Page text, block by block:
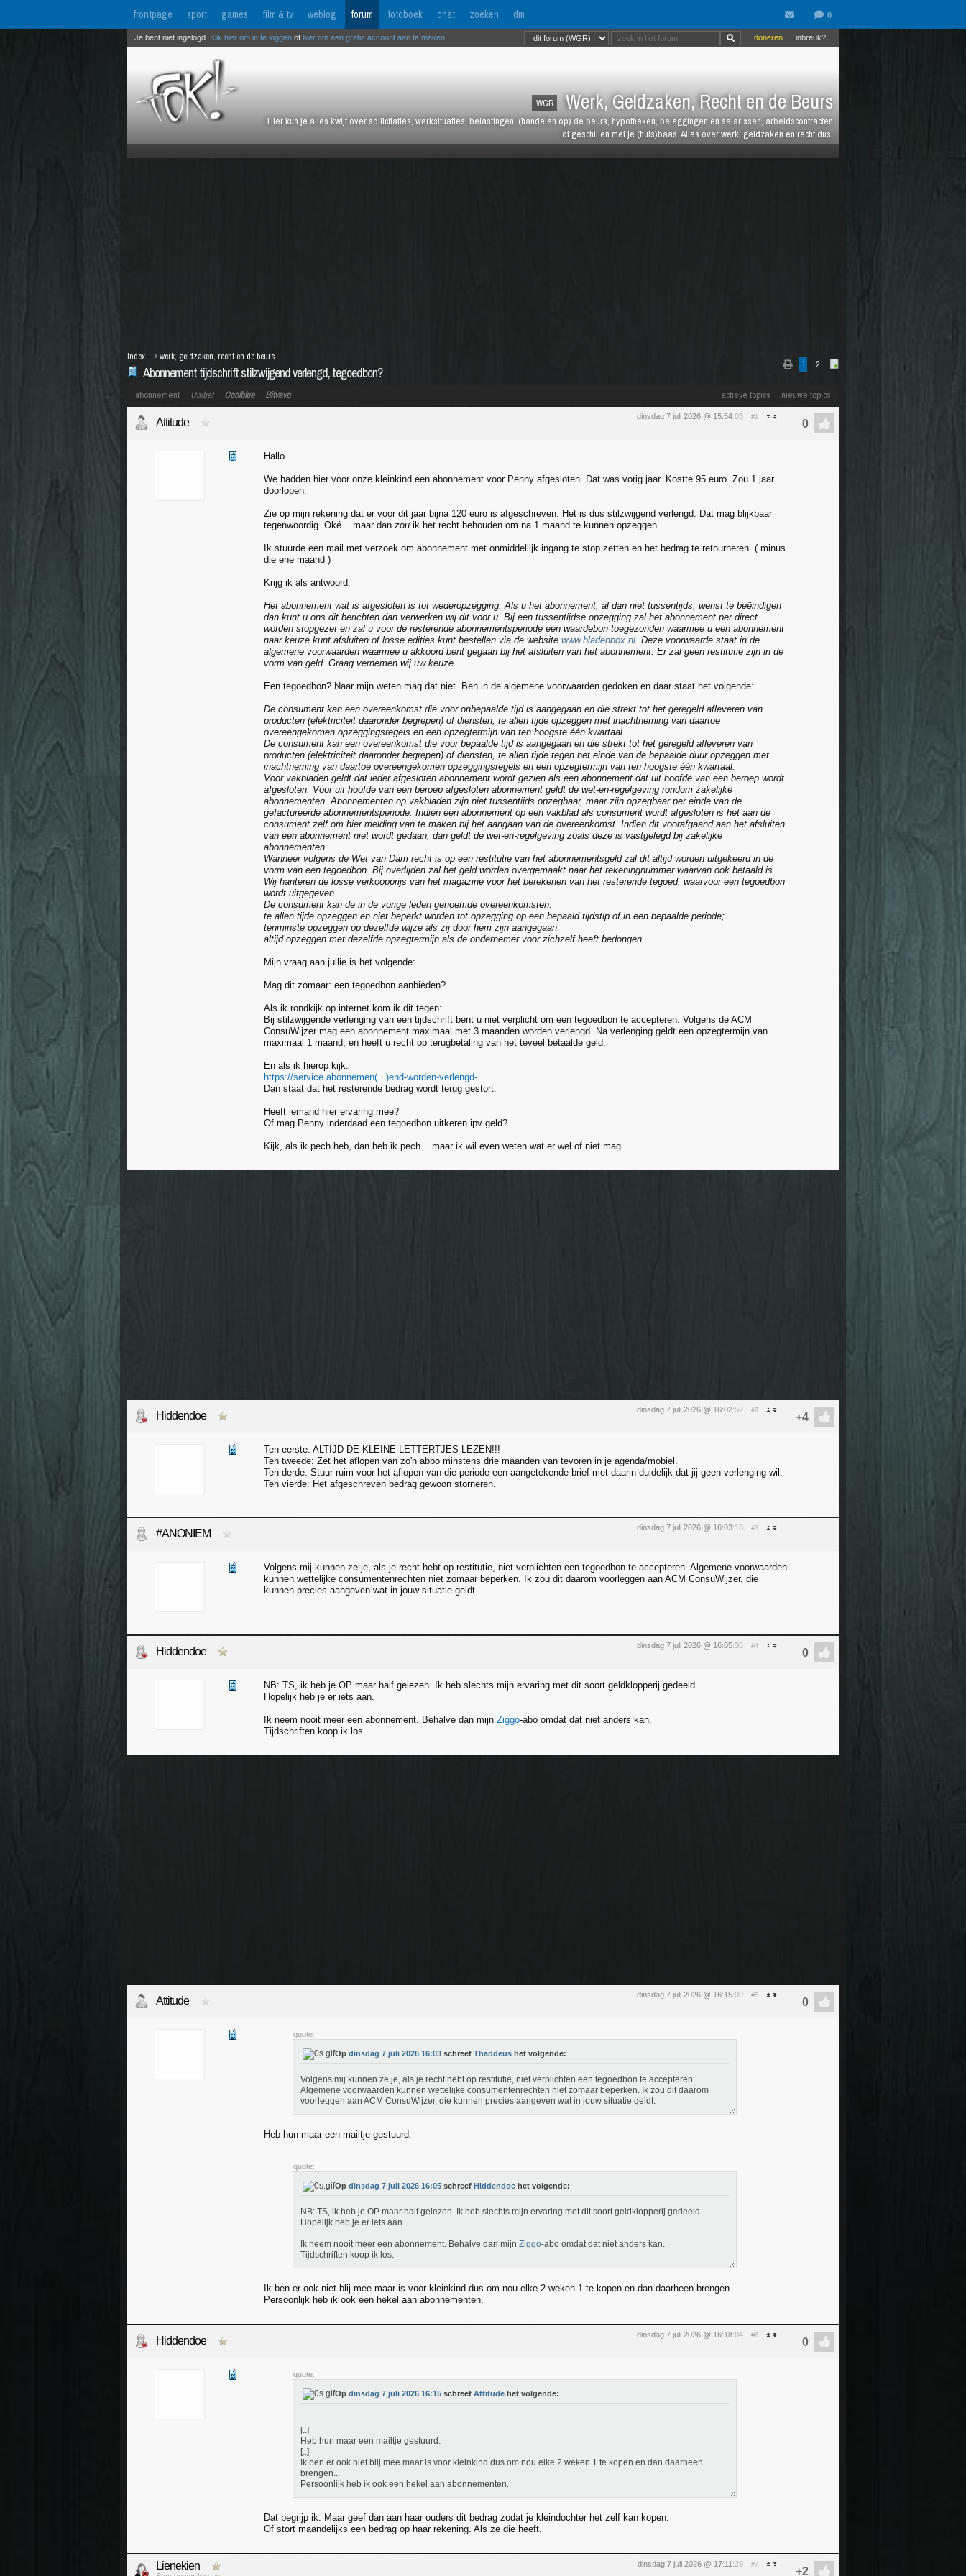
frontpage sport games film & tv weblog forum fotoboek chat zoeken dm
WGR Werk, Geldzaken, Recht en de Beurs
Hier kun je alles kwijt over sollicitaties, werksituaties, belastingen, (handelen op) de beurs, hypotheken, beleggingen en salarissen, arbeidscontracten
of geschillen met je (huis)baas. Alles over werk, geldzaken en recht dus.
inbreuk?
doneren
Je bent niet ingelogd. Klik hier om in te loggen of hier om een gratis account aan te maken
1 2
Abonnement tijdschrift stilzwijgend verlengd, tegoedbon?
Index »werk, geldzaken, recht en de beurs
actieve topics nieuwe topics
abonnement Unibet Coolblue Bitvavo
dinsdag 7 juli 2026 @ 15:54:03 #1
Attitude
Hallo
We hadden hier voor onze kleinkind een abonnement voor Penny afgesloten. Dat was vorig jaar. Kostte 95 euro. Zou 1 jaar
doorlopen.
Zie op mijn rekening dat er voor dit jaar bijna 120 euro is afgeschreven. Het is dus stilzwijgend verlengd. Dat mag blijkbaar
tegenwoordig. Oké... maar dan zou ik het recht behouden om na 1 maand te kunnen opzeggen.
Ik stuurde een mail met verzoek om abonnement met onmiddellijk ingang te stop zetten en het bedrag te retourneren. ( minus
die ene maand )
Krijg ik als antwoord:
Het abonnement wat is afgesloten is tot wederopzegging. Als u het abonnement, al dan niet tussentijds, wenst te beëindigen
dan kunt u ons dit berichten dan verwerken wij dit voor u. Bij een tussentijdse opzegging zal het abonnement per direct
worden stopgezet en zal u voor de resterende abonnementsperiode een waardebon toegezonden waarmee u een abonnement
naar keuze kunt afsluiten of losse edities kunt bestellen via de website www.bladenbox.nl. Deze voorwaarde staat in de
algemene voorwaarden waarmee u akkoord bent gegaan bij het afsluiten van het abonnement. Er zal geen restitutie zijn in de
vorm van geld. Graag vernemen wij uw keuze.
Een tegoedbon? Naar mijn weten mag dat niet. Ben in de algemene voorwaarden gedoken en daar staat het volgende:
De consument kan een overeenkomst die voor onbepaalde tijd is aangegaan en die strekt tot het geregeld afleveren van
producten (elektriciteit daaronder begrepen) of diensten, te allen tijde opzeggen met inachtneming van daartoe
overeengekomen opzeggingsregels en een opzegtermijn van ten hoogste één kwartaal.
De consument kan een overeenkomst die voor bepaalde tijd is aangegaan en die strekt tot het geregeld afleveren van
producten (elektriciteit daaronder begrepen) of diensten, te allen tijde tegen het einde van de bepaalde duur opzeggen met
inachtneming van daartoe overeengekomen opzeggingsregels en een opzegtermijn van ten hoogste één kwartaal.
Voor vakbladen geldt dat ieder afgesloten abonnement wordt gezien als een abonnement dat uit hoofde van een beroep wordt
afgesloten. Voor uit hoofde van een beroep afgesloten abonnement geldt de wet-en-regelgeving rondom zakelijke
abonnementen. Abonnementen op vakbladen zijn niet tussentijds opzegbaar, maar zijn opzegbaar per einde van de
gefactureerde abonnementsperiode. Indien een abonnement op een vakblad als consument wordt afgesloten is het aan de
consument zelf om hier melding van te maken bij het aangaan van de overeenkomst. Indien dit voorafgaand aan het afsluiten
van een abonnement niet wordt gedaan, dan geldt de wet-en-regelgeving zoals deze is vastgelegd bij zakelijke
abonnementen.
Wanneer volgens de Wet van Dam recht is op een restitutie van het abonnementsgeld zal dit altijd worden uitgekeerd in de
vorm van een tegoedbon. Bij overlijden zal het geld worden overgemaakt naar het rekeningnummer waarvan ook betaald is.
Wij hanteren de losse verkoopprijs van het magazine voor het berekenen van het resterende tegoed, waarvoor een tegoedbon
wordt uitgegeven.
De consument kan de in de vorige leden genoemde overeenkomsten:
te allen tijde opzeggen en niet beperkt worden tot opzegging op een bepaald tijdstip of in een bepaalde periode;
tenminste opzeggen op dezelfde wijze als zij door hem zijn aangegaan;
altijd opzeggen met dezelfde opzegtermijn als de ondernemer voor zichzelf heeft bedongen.
Mijn vraag aan jullie is het volgende:
Mag dit zomaar: een tegoedbon aanbieden?
Als ik rondkijk op internet kom ik dit tegen:
Bij stilzwijgende verlenging van een tijdschrift bent u niet verplicht om een tegoedbon te accepteren. Volgens de ACM
ConsuWijzer mag een abonnement maximaal met 3 maanden worden verlengd. Na verlenging geldt een opzegtermijn van
maximaal 1 maand, en heeft u recht op terugbetaling van het teveel betaalde geld.
En als ik hierop kijk:
https://service.abonnemen(...)end-worden-verlengd-
Dan staat dat het resterende bedrag wordt terug gestort.
Heeft iemand hier ervaring mee?
Of mag Penny inderdaad een tegoedbon uitkeren ipv geld?
Kijk, als ik pech heb, dan heb ik pech... maar ik wil even weten wat er wel of niet mag.
dinsdag 7 juli 2026 @ 16:02:52 #2
Hiddendoe
Ten eerste: ALTIJD DE KLEINE LETTERTJES LEZEN!!!
Ten tweede: Zet het aflopen van zo'n abbo minstens drie maanden van tevoren in je agenda/mobiel.
Ten derde: Stuur ruim voor het aflopen van die periode een aangetekende brief met daarin duidelijk dat jij geen verlenging wil.
Ten vierde: Het afgeschreven bedrag gewoon storneren.
dinsdag 7 juli 2026 @ 16:03:18 #3
#ANONIEM
Volgens mij kunnen ze je, als je recht hebt op restitutie, niet verplichten een tegoedbon te accepteren. Algemene voorwaarden
kunnen wettelijke consumentenrechten niet zomaar beperken. Ik zou dit daarom voorleggen aan ACM ConsuWijzer, die
kunnen precies aangeven wat in jouw situatie geldt.
dinsdag 7 juli 2026 @ 16:05:36 #4
Hiddendoe
NB: TS, ik heb je OP maar half gelezen. Ik heb slechts mijn ervaring met dit soort geldklopperij gedeeld.
Hopelijk heb je er iets aan.
Ik neem nooit meer een abonnement. Behalve dan mijn Ziggo-abo omdat dat niet anders kan.
Tijdschriften koop ik los.
dinsdag 7 juli 2026 @ 16:15:09 #5
Attitude
quote:
Op dinsdag 7 juli 2026 16:03 schreef Thaddeus het volgende:
Volgens mij kunnen ze je, als je recht hebt op restitutie, niet verplichten een tegoedbon te accepteren.
Algemene voorwaarden kunnen wettelijke consumentenrechten niet zomaar beperken. Ik zou dit daarom
voorleggen aan ACM ConsuWijzer, die kunnen precies aangeven wat in jouw situatie geldt.
Heb hun maar een mailtje gestuurd.
quote:
Op dinsdag 7 juli 2026 16:05 schreef Hiddendoe het volgende:
NB: TS, ik heb je OP maar half gelezen. Ik heb slechts mijn ervaring met dit soort geldklopperij gedeeld.
Hopelijk heb je er iets aan.
Ik neem nooit meer een abonnement. Behalve dan mijn Ziggo-abo omdat dat niet anders kan.
Tijdschriften koop ik los.
Ik ben er ook niet blij mee maar is voor kleinkind dus om nou elke 2 weken 1 te kopen en dan daarheen brengen...
Persoonlijk heb ik ook een hekel aan abonnementen.
dinsdag 7 juli 2026 @ 16:18:04 #6
Hiddendoe
quote:
Op dinsdag 7 juli 2026 16:15 schreef Attitude het volgende:
[..]
Heb hun maar een mailtje gestuurd.
[..]
Ik ben er ook niet blij mee maar is voor kleinkind dus om nou elke 2 weken 1 te kopen en dan daarheen
brengen...
Persoonlijk heb ik ook een hekel aan abonnementen.
Dat begrijp ik. Maar geef dan aan haar ouders dit bedrag zodat je kleindochter het zelf kan kopen.
Of stort maandelijks een bedrag op haar rekening. Als ze die heeft.
dinsdag 7 juli 2026 @ 17:11 :29 #7
Lienekien